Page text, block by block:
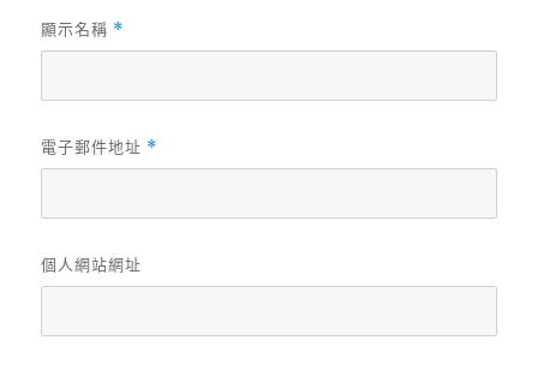
顯示名稱 *
電子郵件地址 *
個人網站網址